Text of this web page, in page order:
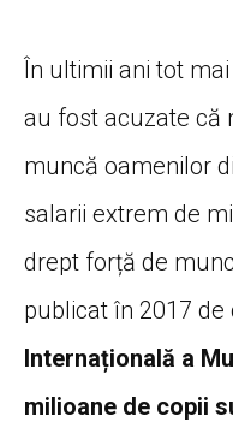
În ultimii ani tot
au fost acuzate că
muncă oamenilor
salarii extrem de
drept forță de
publicat în 2017 de
Internațională a
milioane de copii